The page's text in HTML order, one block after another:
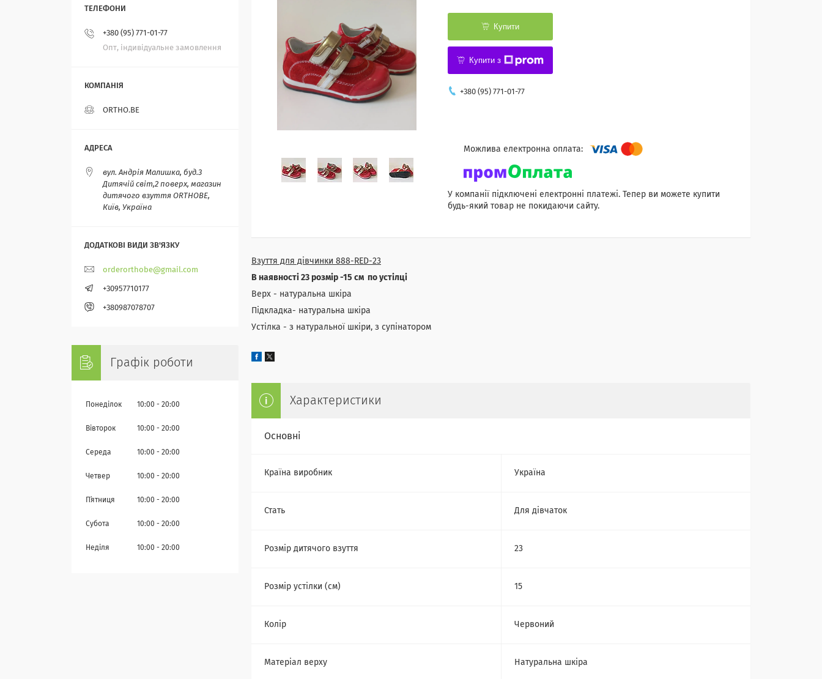
Купити
Купити з
+380 (95) 771-01-77
У компанії підключені електронні платежі. Тепер ви можете купити
будь-який товар не покидаючи сайту.
Взуття для дівчинки 888-RED-23
В наявності 23 розмір -15 см по устілці
Верх - натуральна шкіра
Підкладка- натуральна шкіра
Устілка - з натуральної шкіри, з супінатором
Характеристики
Основні
Країна виробник Україна
Стать Для дівчаток
Розмір дитячого взуття 23
Розмір устілки (см) 15
Колір Червоний
Матеріал верху Натуральна шкіра
+380 (95) 771-01-77
Опт, індивідуальне замовлення
ORTHO.BE
вул. Андрія Малишка, буд.3
Дитячій світ,2 поверх, магазин
дитячого взуття ORTHOBE,
Київ, Україна
orderorthobe@gmail.com
+30957710177
+380987078707
Графік роботи
Понеділок 10:00 20:00
Вівторок 10:00 20:00
Середа 10:00 20:00
Четвер 10:00 20:00
Пʼятниця 10:00 20:00
Субота 10:00 20:00
Неділя 10:00 20:00